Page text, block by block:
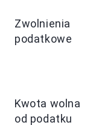
Zwolnienia
podatkowe
Kwota wolna
od podatku